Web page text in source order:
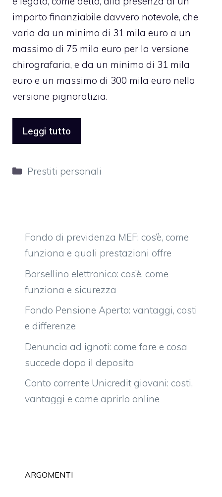
importo finanziabile davvero notevole, che
varia da un minimo di 31 mila euro a un
massimo di 75 mila euro per la versione
chirografaria, e da un minimo di 31 mila
euro e un massimo di 300 mila euro nella
versione pignoratizia.
Leggi tutto
Categorie
Prestiti personali
Fondo di previdenza MEF: cos’è, come
funziona e quali prestazioni offre
Borsellino elettronico: cos’è, come
funziona e sicurezza
Fondo Pensione Aperto: vantaggi, costi
e differenze
Denuncia ad ignoti: come fare e cosa
succede dopo il deposito
Conto corrente Unicredit giovani: costi,
vantaggi e come aprirlo online
ARGOMENTI